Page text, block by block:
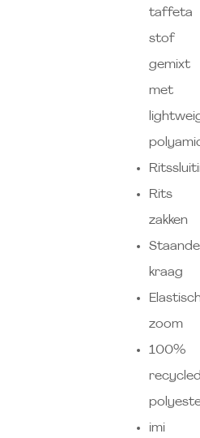
taffeta
stof
gemixt
met
Rits
zakken
Staande
kraag
zoom
100%
imi